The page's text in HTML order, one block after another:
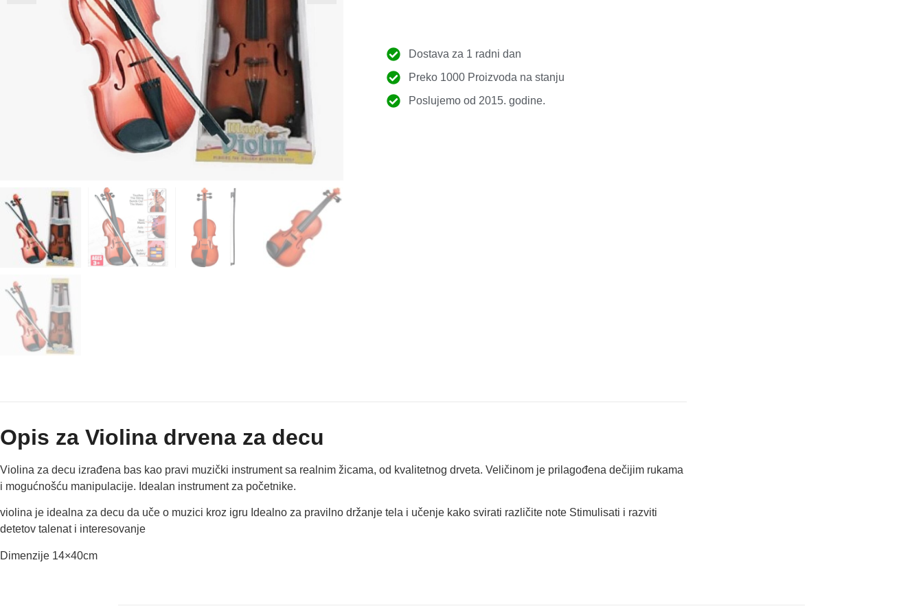
Dostava za 1 radni dan
Preko 1000 Proizvoda na stanju
Poslujemo od 2015. godine.
Opis za Violina drvena za decu
Violina za decu izrađena bas kao pravi muzički instrument sa realnim žicama, od kvalitetnog drveta. Veličinom je prilagođena dečijim rukama
i mogućnošću manipulacije. Idealan instrument za početnike.
violina je idealna za decu da uče o muzici kroz igru Idealno za pravilno držanje tela i učenje kako svirati različite note Stimulisati i razviti
detetov talenat i interesovanje
Dimenzije 14×40cm